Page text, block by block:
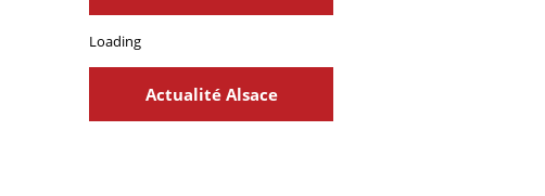
Loading
Actualité Alsace